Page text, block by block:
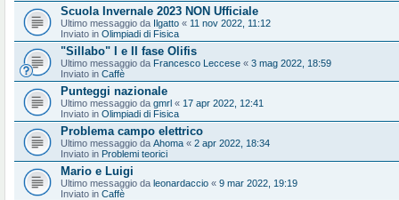
Scuola Invernale 2023 NON Ufficiale
Ultimo messaggio da Ilgatto « 11 nov 2022, 11:12
Inviato in Olimpiadi di Fisica
"Sillabo" I e II fase Olifis
Ultimo messaggio da Francesco Leccese « 3 mag 2022, 18:59
Inviato in Caffè
Punteggi nazionale
Ultimo messaggio da gmrl « 17 apr 2022, 12:41
Inviato in Olimpiadi di Fisica
Problema campo elettrico
Ultimo messaggio da Ahoma « 2 apr 2022, 18:34
Inviato in Problemi teorici
Mario e Luigi
Ultimo messaggio da leonardaccio « 9 mar 2022, 19:19
Inviato in Caffè